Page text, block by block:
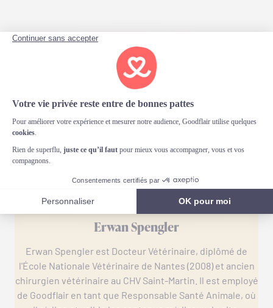
Actualité Bien-être animal
Erwan Spengler
Erwan Spengler est Docteur Vétérinaire, diplômé de
l'École Nationale Vétérinaire de Nantes (2008) et ancien
chirurgien vétérinaire au CHV Saint-Martin. Il est employé
de Goodflair en tant que Responsable Santé Animale, où